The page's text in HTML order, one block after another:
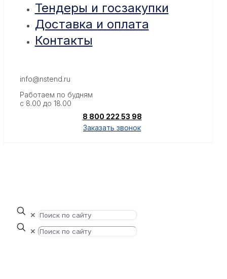
Тендеры и госзакупки
Доставка и оплата
Контакты
info@nstend.ru
Работаем по будням
с 8.00 до 18.00
8 800 222 53 98
Заказать звонок
✕
✕